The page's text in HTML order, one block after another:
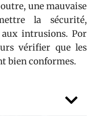
une mauvaise
la sécurité,
intrusions. Por
vérifier que les
bien conformes.